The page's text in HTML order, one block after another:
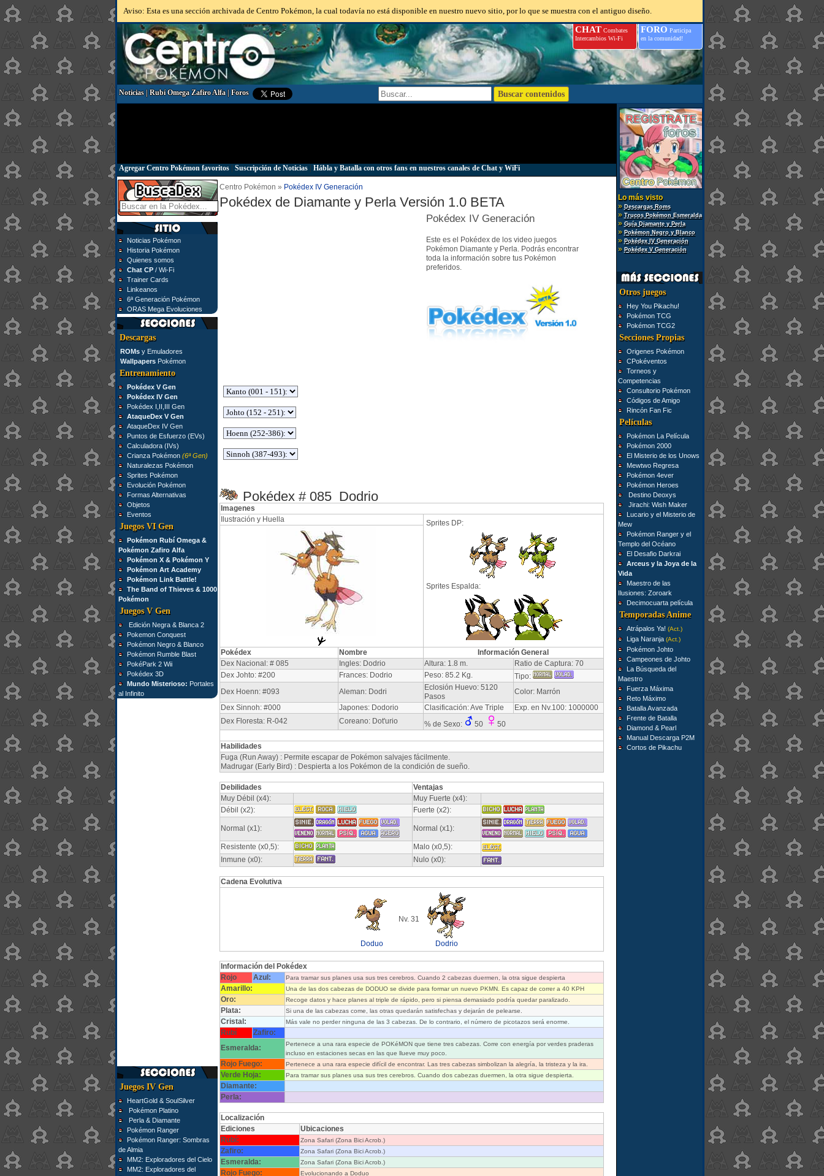
Aviso: Esta es una sección archivada de Centro Pokémon, la cual todavía no está disponible en nuestro nuevo sitio, por lo que se muestra con el antiguo diseño.
FORO Participa
en la comunidad!
CHATCombates
Intercambios Wi-Fi
Noticias|Rubí Omega Zafiro Alfa|Foros
Agregar Centro Pokémon favoritos| Suscripción de Noticias| Hábla y Batalla con otros fans en nuestros canales de Chat y WiFi
Lo más visto
» Descargas Roms
» Trucos Pokémon Esmeralda
» Guía Diamante y Perla
» Pokémon Negro y Blanco
» Pokédex IV Generación
» Pokédex V Generación
Otros juegos
Hey You Pikachu!
Pokémon TCG
Pokémon TCG2
Secciones Propias
Origenes Pokémon
CPokéventos
Torneos y
Competencias
Consultorio Pokémon
Códigos de Amigo
Rincón Fan Fic
Películas
Pokémon La Película
Pokémon 2000
El Misterio de los Unows
Mewtwo Regresa
Pokémon 4ever
Pokémon Heroes
Destino Deoxys
Jirachi: Wish Maker
Lucario y el Misterio de
Mew
Pokémon Ranger y el
Templo del Océano
El Desafio Darkrai
Arceus y la Joya de la
Vida
Maestro de las
Ilusiones: Zoroark
Decimocuarta película
Temporadas Anime
Atrápalos Ya! (Act.)
Liga Naranja (Act.)
Pokémon Johto
Campeones de Johto
La Búsqueda del
Maestro
Fuerza Máxima
Reto Máximo
Batalla Avanzada
Frente de Batalla
Diamond & Pearl
Manual Descarga P2M
Cortos de Pikachu
Noticias Pokémon
Historia Pokémon
Quienes somos
Chat CP/ Wi-Fi
Trainer Cards
Linkeanos
6ª Generación Pokémon
ORAS Mega Evoluciones
Descargas
ROMsy Emuladores
WallpapersPokémon
Entrenamiento
Pokédex V Gen
Pokédex IV Gen
Pokédex I,II,III Gen
AtaqueDex V Gen
AtaqueDex IV Gen
Puntos de Esfuerzo (EVs)
Calculadora (IVs)
Crianza Pokémon (6ª Gen)
Naturalezas Pokémon
Sprites Pokémon
Evolución Pokémon
Formas Alternativas
Objetos
Eventos
Juegos VI Gen
Pokémon Rubí Omega &
Pokémon Zafiro Alfa
Pokémon X & Pokémon Y
Pokémon Art Academy
Pokémon Link Battle!
The Band of Thieves & 1000
Pokémon
Juegos V Gen
Edición Negra & Blanca 2
Pokemon Conquest
Pokémon Negro & Blanco
Pokémon Rumble Blast
PokéPark 2 Wii
Pokédex 3D
Mundo Misterioso: Portales
al Infinito
Juegos IV Gen
HeartGold & SoulSilver
Pokémon Platino
Perla & Diamante
Pokémon Ranger
Pokémon Ranger: Sombras
de Almia
MM2: Exploradores del Cielo
MM2: Exploradores del
Centro Pokémon » Pokédex IV Generación
Pokédex de Diamante y Perla Versión 1.0 BETA
Pokédex IV Generación
Este es el Pokédex de los video juegos
Pokémon Diamante y Perla. Podrás encontrar
toda la información sobre tus Pokémon
preferidos.
Pokédex # 085 Dodrio
Imagenes
Ilustración y Huella
Sprites DP:
Sprites Espalda:
Pokédex Nombre
Información General
Dex Nacional: # 085
Ingles: Dodrio Altura: 1.8 m.
Ratio de Captura: 70
Dex Johto: #200
Frances: Dodrio Peso: 85.2 Kg.
Tipo:
Dex Hoenn: #093
Aleman: Dodri
Eclosión Huevo: 5120
Pasos
Color: Marrón
Dex Sinnoh: #000
Japones: Dodorio Clasificación: Ave Triple
Exp. en Nv.100: 1000000
Dex Floresta: R-042
Coreano: Dot'urio % de Sexo: 50 50
Habilidades
Fuga (Run Away) : Permite escapar de Pokémon salvajes fácilmente.
Madrugar (Early Bird) : Despierta a los Pokémon de la condición de sueño.
Debilidades
Ventajas
Muy Débil (x4):
Muy Fuerte (x4):
Débil (x2):
Fuerte (x2):
Normal (x1): Normal (x1):
Resistente (x0,5):
Malo (x0,5):
Inmune (x0):
Nulo (x0):
Cadena Evolutiva
Doduo
Nv. 31
Dodrio
Información del Pokédex
Rojo
Azul: Para tramar sus planes usa sus tres cerebros. Cuando 2 cabezas duermen, la otra sigue despierta
Amarillo: Una de las dos cabezas de DODUO se divide para formar un nuevo PKMN. Es capaz de correr a 40 KPH
Oro: Recoge datos y hace planes al triple de rápido, pero si piensa demasiado podría quedar paralizado.
Plata: Si una de las cabezas come, las otras quedarán satisfechas y dejarán de pelearse.
Cristal: Más vale no perder ninguna de las 3 cabezas. De lo contrario, el número de picotazos será enorme.
Rubí
Zafiro:
Esmeralda:
Pertenece a una rara especie de POKéMON que tiene tres cabezas. Corre con energía por verdes praderas
incluso en estaciones secas en las que llueve muy poco.
Rojo Fuego: Pertenece a una rara especie difícil de encontrar. Las tres cabezas simbolizan la alegría, la tristeza y la ira.
Verde Hoja: Para tramar sus planes usa sus tres cerebros. Cuando dos cabezas duermen, la otra sigue despierta.
Diamante:
Perla:
Localización
Ediciones
Ubicaciones
Rubí:
Zona Safari (Zona Bici Acrob.)
Zafiro: Zona Safari (Zona Bici Acrob.)
Esmeralda: Zona Safari (Zona Bici Acrob.)
Rojo Fuego: Evolucionando a Doduo